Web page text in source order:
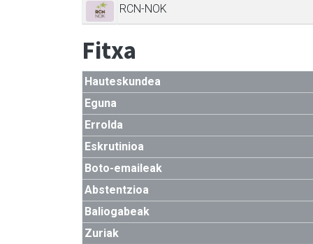
RCN-NOK
Fitxa
Hauteskundea
Eguna
Errolda
Eskrutinioa
Boto-emaileak
Abstentzioa
Baliogabeak
Zuriak